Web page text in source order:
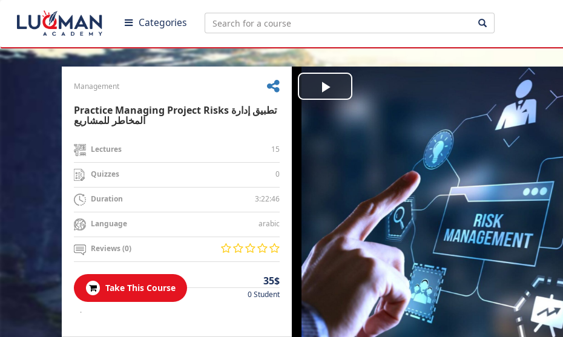
Categories
Management
Practice Managing Project Risks تطبيق إدارة
المخاطر للمشاريع
Lectures 15
Quizzes 0
Duration 3:22:46
Language arabic
Reviews (0)
Take This Course
35$
0 Student
.
Play
Video